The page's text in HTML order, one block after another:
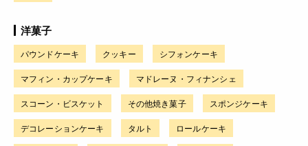
洋菓子
パウンドケーキ クッキー シフォンケーキ
マフィン・カップケーキ マドレーヌ・フィナンシェ
スコーン・ビスケット その他焼き菓子 スポンジケーキ
デコレーションケーキ タルト ロールケーキ